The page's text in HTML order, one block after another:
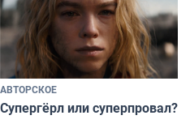
АВТОРСКОЕ
Супергёрл или суперпровал?